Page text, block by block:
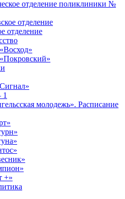
отделение поликлиники №
отделение
отделение
молодежь». Расписание
+»